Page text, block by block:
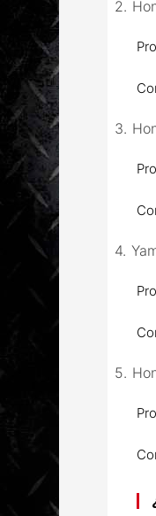
2.
3.
4.
5.